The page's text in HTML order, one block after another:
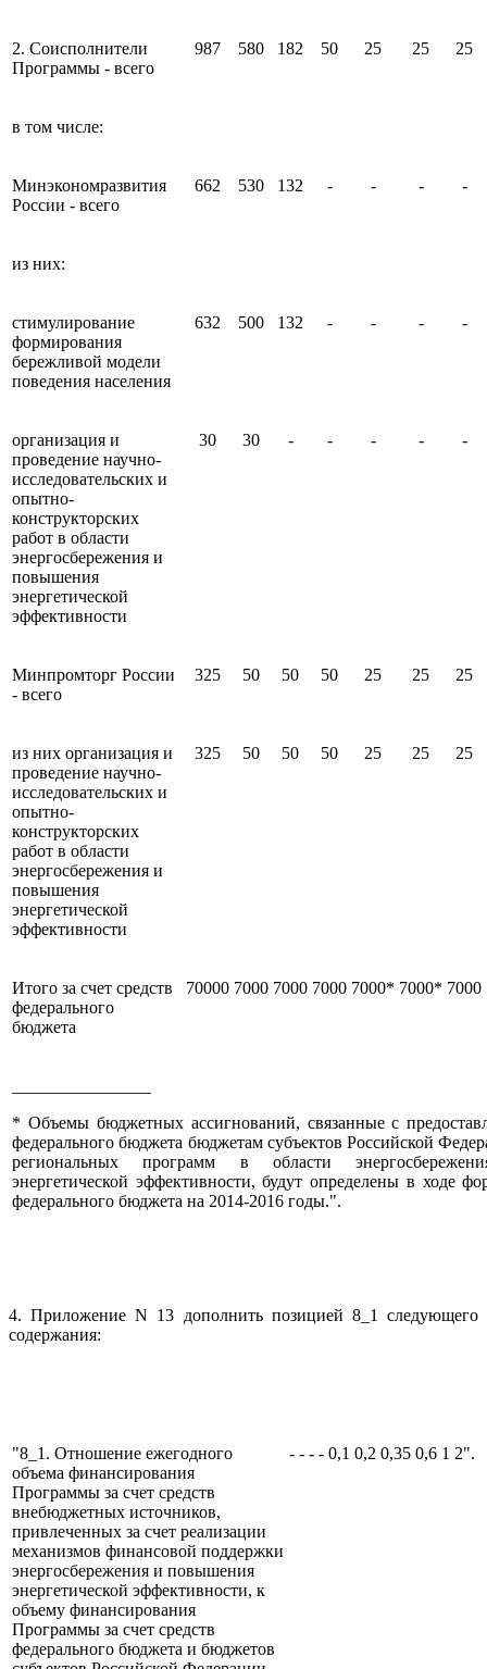
2. Соисполнители
Программы - всего
987 580 182 50 25 25 25
в том числе:
Минэкономразвития
России - всего
662 530 132 - - - -
из них:
стимулирование
формирования
бережливой модели
поведения населения
632 500 132 - - - -
организация и
проведение научно-
исследовательских и
опытно-
конструкторских
работ в области
энергосбережения и
повышения
энергетической
эффективности
30 30 - - - - -
Минпромторг России
- всего
325 50 50 50 25 25 25
из них организация и
проведение научно-
исследовательских и
опытно-
конструкторских
работ в области
энергосбережения и
повышения
энергетической
эффективности
325 50 50 50 25 25 25
Итого за счет средств
федерального
бюджета
70000 7000 7000 7000 7000* 7000* 7000
* Объемы бюджетных ассигнований, связанные с
федерального бюджета бюджетам субъектов Российской
региональных программ в области
энергетической эффективности, будут определены в ходе
федерального бюджета на 2014-2016 годы.".
4. Приложение N 13 дополнить позицией 8_1 следующего
содержания:
"8_1. Отношение ежегодного
объема финансирования
Программы за счет средств
внебюджетных источников,
привлеченных за счет реализации
механизмов финансовой поддержки
энергосбережения и повышения
энергетической эффективности, к
объему финансирования
Программы за счет средств
федерального бюджета и бюджетов
- - - - 0,1 0,2 0,35 0,6 1 2".